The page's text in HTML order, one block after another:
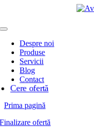
content
Toggle
NavigationDespre noi
Produse
Servicii
Blog
Contact
Cere ofertă
Prima pagină
Finalizare ofertă